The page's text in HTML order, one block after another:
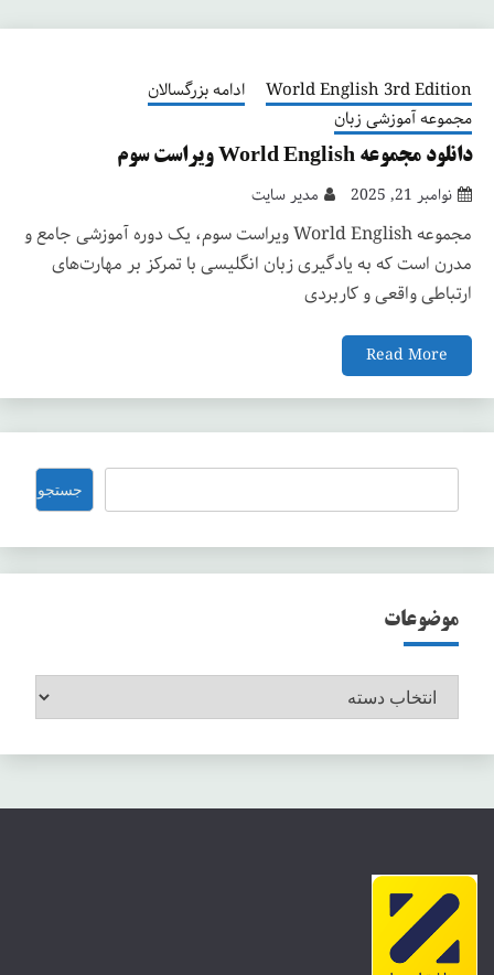
World English 3rd Edition
ادامه بزرگسالان
مجموعه آموزشی زبان
دانلود مجموعه World English ویراست سوم
نوامبر 21, 2025 مدیر سایت
مجموعه World English ویراست سوم، یک دوره آموزشی جامع و
مدرن است که به یادگیری زبان انگلیسی با تمرکز بر مهارت‌های
ارتباطی واقعی و کاربردی
Read More
جستجو جستجو
موضوعات
موضوعات